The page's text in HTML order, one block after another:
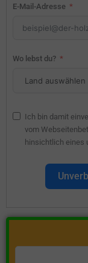
E-Mail-Adresse
Wo lebst du?
Ich bin damit
vom
hinsichtlich eines